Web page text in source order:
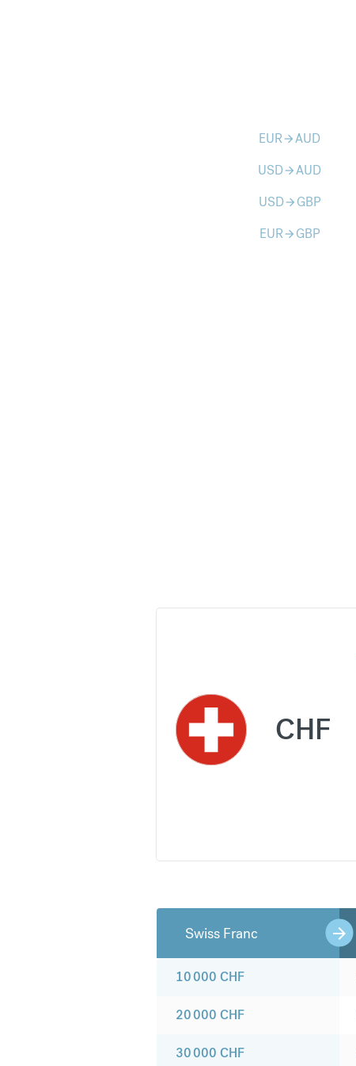
EURarrow_forwardAUD
USDarrow_forwardAUD
USDarrow_forward GBP
EURarrow_forward GBP
CHF
Swiss Franc
10 000 CHF
20 000 CHF
30 000 CHF